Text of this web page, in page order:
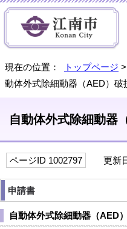
現在の位置： トップページ >
動体外式除細動器（AED）破
自動体外式除細動器
ページID 1002797 更新
申請書
自動体外式除細動器（AED